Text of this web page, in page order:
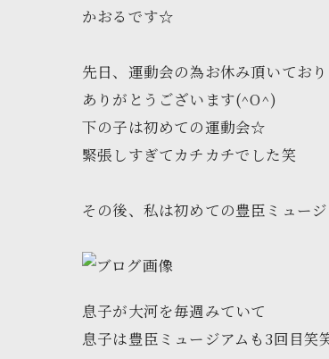
かおるです☆
先日、運動会の為お休み頂いており
ありがとうございます(^O^)
下の子は初めての運動会☆
緊張しすぎてカチカチでした笑
その後、私は初めての豊臣ミュー
息子が大河を毎週みていて
息子は豊臣ミュージアムも3回目笑